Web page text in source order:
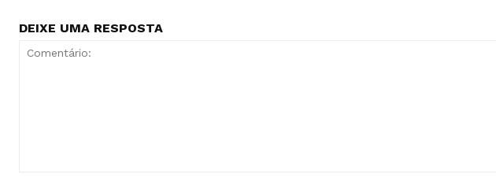
DEIXE UMA RESPOSTA